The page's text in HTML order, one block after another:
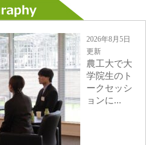
2026年8月5日
更新
農工大で大
学院生のト
ークセッシ
ョンに...